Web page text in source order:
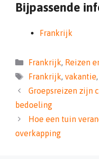
Bijpassende
Frankrijk
Categorieën
Frankrijk, Reizen
Tags
Frankrijk, vakantie,
Groepsreizen zijn
bedoeling
Hoe een tuin
overkapping